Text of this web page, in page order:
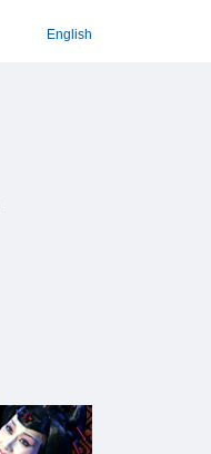
English